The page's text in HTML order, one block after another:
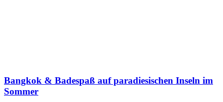
Bangkok & Badespaß auf paradiesischen Inseln im
Sommer